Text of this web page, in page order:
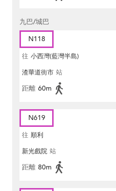
九巴/城巴
N118
往 小西灣(藍灣半島)
渣華道街市 站
距離 60m
N619
往 順利
新光戲院 站
距離 80m